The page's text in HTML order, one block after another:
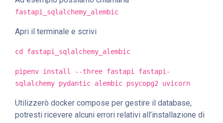
fastapi_sqlalchemy_alembic
Apri il terminale e scrivi
cd fastapi_sqlalchemy_alembic
pipenv install --three fastapi fastapi-
sqlalchemy pydantic alembic psycopg2 uvicorn
Utilizzerò docker compose per gestire il database,
potresti ricevere alcuni errori relativi all’installazione di